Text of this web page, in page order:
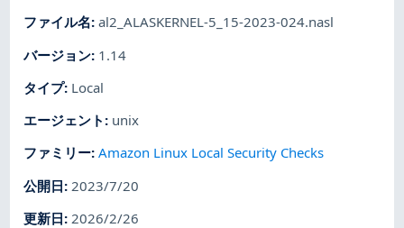
ファイル名:al2_ALASKERNEL-5_15-2023-024.nasl
バージョン: 1.14
タイプ: Local
エージェント : unix
ファミリー:Amazon Linux Local Security Checks
公開日: 2023/7/20
更新日: 2026/2/26